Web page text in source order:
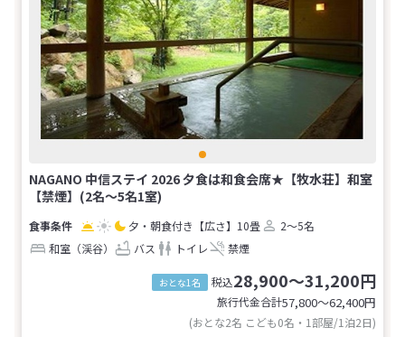
NAGANO 中信ステイ 2026 夕食は和食会席★【牧水荘】和室
【禁煙】(2名～5名1室)
夕・朝食付き 【広さ】10畳
2～5名
和室（渓谷）
バス トイレ 禁煙
おとな1名 税込28,900～31,200円
旅行代金合計57,800〜62,400円
(おとな2名 こども0名・1部屋/1泊2日)